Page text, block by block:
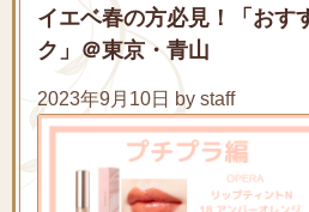
イエベ春の方必見！「おす
ク」＠東京・青山
2023年9月10日 by staff